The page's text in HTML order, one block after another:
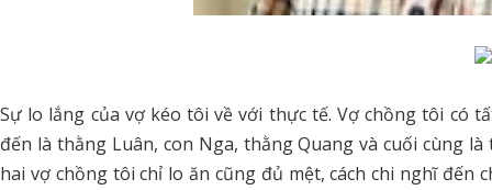
Sự lo lắng của vợ kéo tôi về với thực tế. Vợ chồng tôi có
đến là thằng Luân, con Nga, thằng Quang và cuối cùng
hai vợ chồng tôi chỉ lo ăn cũng đủ mệt, cách chi nghĩ đến